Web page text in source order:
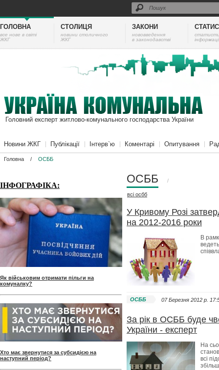
ГОЛОВНА
все нове в світі
ЖКГ
СТОЛИЦЯ
новини столичного
ЖКГ
ЗАКОНИ
нововведення
в законодавстві
Головний експерт житлово-комунального господарства України
Новини ЖКГ Публікації Інтерв`ю Коментарі Опитування
Головна / ОСББ
ІНФОГРАФІКА:
Як військовим отримати пільги на
комуналку?
Хто має звернутися за субсидією на
наступний період?
ОСББ /
всі осбб
У Кривому Розі
на 2012-2016 роки
В
ОСББ 07 Березня 2012 p.
За рік в ОСББ буде
України - експерт
На
всі